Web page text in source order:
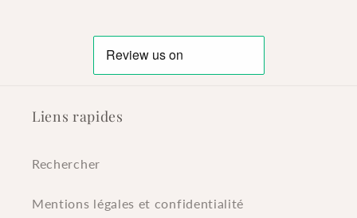
Liens rapides
Rechercher
Mentions légales et confidentialité